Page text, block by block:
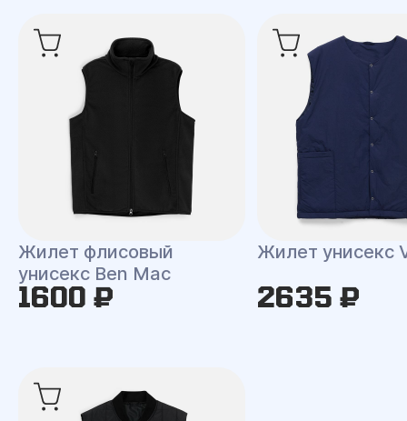
Жилет флисовый
унисекс Ben Mac
1600 ₽
Жилет унисекс
2635 ₽